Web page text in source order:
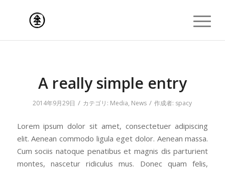
A really simple entry
2014年9月29日 / カテゴリ: Media, News / 作成者: spacy
Lorem ipsum dolor sit amet, consectetuer adipiscing
elit. Aenean commodo ligula eget dolor. Aenean massa.
Cum sociis natoque penatibus et magnis dis parturient
montes, nascetur ridiculus mus. Donec quam felis,